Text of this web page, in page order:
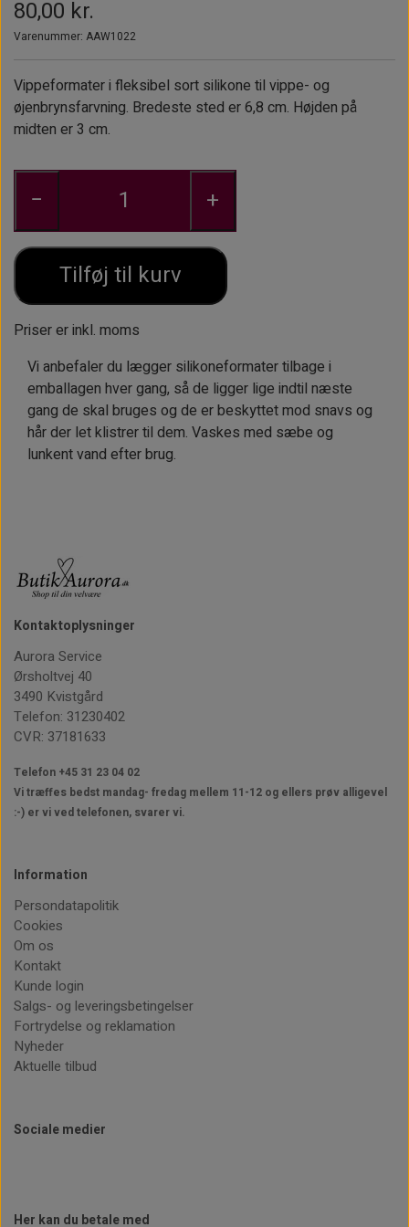
PINCETTER OG EPILATORER.
80,00 kr.
Varenummer: AAW1022
Vippeformater i fleksibel sort silikone til vippe- og
øjenbrynsfarvning. Bredeste sted er 6,8 cm. Højden på
midten er 3 cm.
− +
Tilføj til kurv
Priser er inkl. moms
Vi anbefaler du lægger silikoneformater tilbage i
emballagen hver gang, så de ligger lige indtil næste
gang de skal bruges og de er beskyttet mod snavs og
hår der let klistrer til dem. Vaskes med sæbe og
lunkent vand efter brug.
Kontaktoplysninger
Aurora Service
Ørsholtvej 40
3490 Kvistgård
Telefon: 31230402
CVR: 37181633
Telefon +45 31 23 04 02
Vi træffes bedst mandag- fredag mellem 11-12 og ellers prøv alligevel
:-) er vi ved telefonen, svarer vi.
Information
Persondatapolitik
Cookies
Om os
Kontakt
Kunde login
Salgs- og leveringsbetingelser
Fortrydelse og reklamation
Nyheder
Aktuelle tilbud
Sociale medier
Her kan du betale med